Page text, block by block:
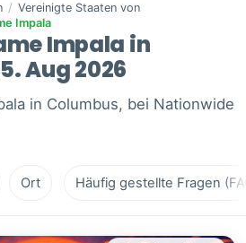
/ Vereinigte Staaten von
Impala
Impala in
Aug 2026
in Columbus, bei Nationwide
Ort Häufig gestellte Fragen